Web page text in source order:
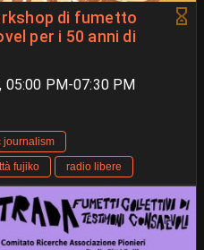
di fumetto
per i 50 anni di
05:00 PM-07:30 PM
journalism
fujiko radio libere